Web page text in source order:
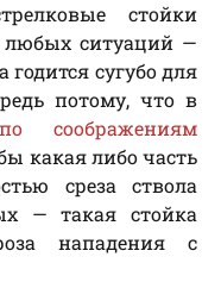
стойки
любых ситуаций —
годится сугубо для
потому, что в
по соображениям
какая либо часть
среза ствола
— такая стойка
нападения с